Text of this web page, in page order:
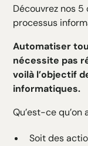
H3 Texte
H4 Texte
H5 Texte
H6 Texte
Découvrez nos
processus
Automatiser
nécessite pas
voilà l’objectif
informatiques.
Qu’est-ce
Soit des